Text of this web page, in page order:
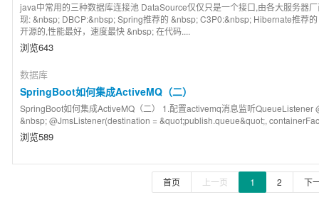
java中常用的三种数据库连接池 DataSource仅仅只是一个接口,由各大服务器
现: &nbsp; DBCP:&nbsp; Spring推荐的 &nbsp; C3P0:&nbsp; Hibernate推荐
开源的,性能最好，速度最快 &nbsp; 在代码....
浏览643
数据库
SpringBoot如何集成ActiveMQ（二）
SpringBoot如何集成ActiveMQ（二） 1.配置activemq消息监听
&nbsp; @JmsListener(destination = &quot;publish.queue&quot;,
浏览589
首页 上一页 1 2 下